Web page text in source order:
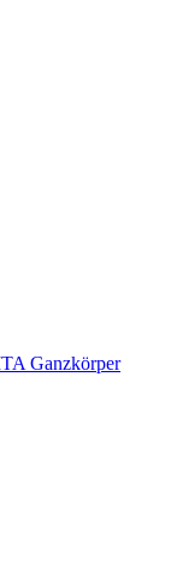
Ganzkörper